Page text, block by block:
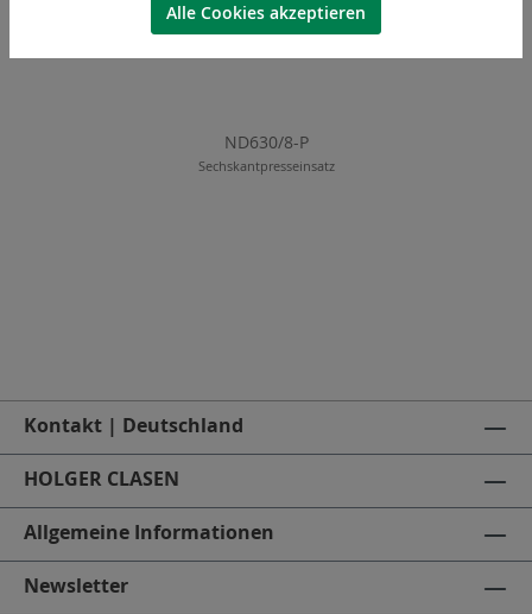
ND630/8-P
Sechskantpresseinsatz
Kontakt | Deutschland
HOLGER CLASEN
Allgemeine Informationen
Newsletter
Alle Cookies akzeptieren